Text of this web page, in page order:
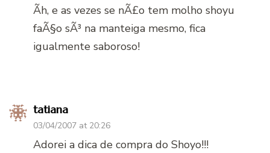
Ãh, e as vezes se nÃ£o tem molho shoyu
faÃ§o sÃ³ na manteiga mesmo, fica
igualmente saboroso!
tatiana
03/04/2007 at 20:26
Adorei a dica de compra do Shoyo!!!